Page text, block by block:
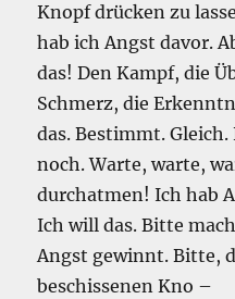
Knopf drücken zu
hab ich Angst davor.
das! Den Kampf, die
Schmerz, die
das. Bestimmt.
noch. Warte, warte,
durchatmen! Ich hab
Ich will das. Bitte
Angst gewinnt. Bitte,
beschissenen Kno –